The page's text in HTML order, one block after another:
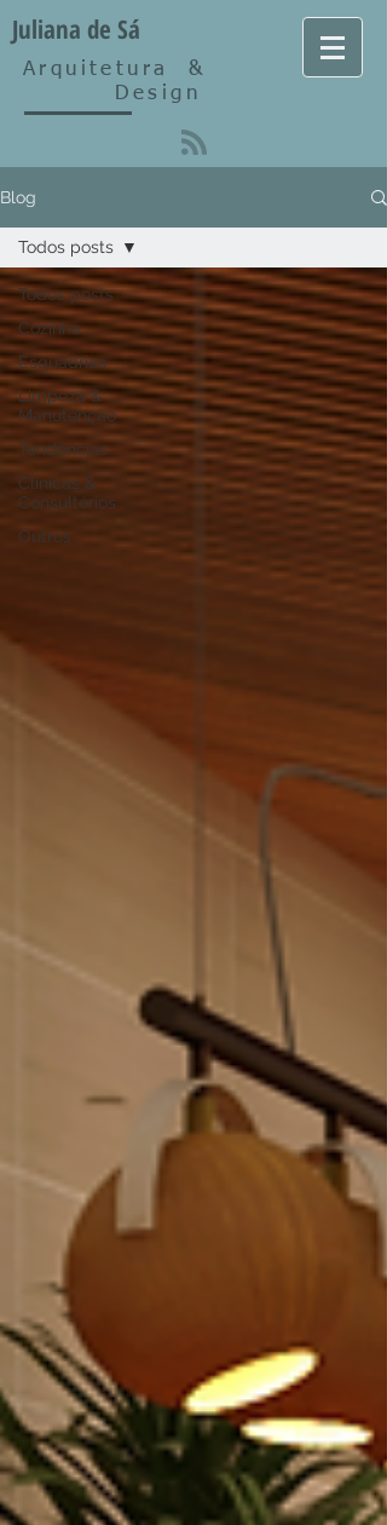
Arquitetura&
Design
Juliana de Sá
Blog
Todos posts
Cozinha
Esquadrias
Limpeza &
Manutenção
Tendências
Clínicas &
Consultórios
Outros
Todos posts